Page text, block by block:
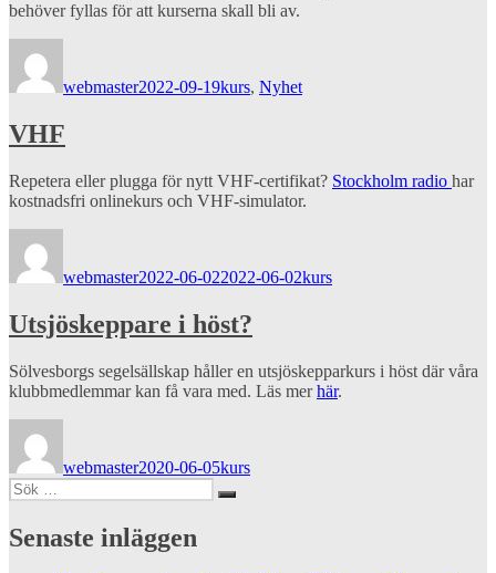
behöver fyllas för att kurserna skall bli av.
webmaster2022-09-19kurs, Nyhet
VHF
Repetera eller plugga för nytt VHF-certifikat? Stockholm radio har
kostnadsfri onlinekurs och VHF-simulator.
webmaster2022-06-022022-06-02kurs
Utsjöskeppare i höst?
Sölvesborgs segelsällskap håller en utsjöskepparkurs i höst där våra
klubbmedlemmar kan få vara med. Läs merhär.
webmaster2020-06-05kurs
Sök
efter:
Sök
Senaste inläggen